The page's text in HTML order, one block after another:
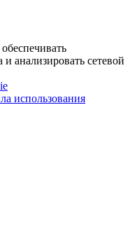
анализировать сетевой
использования